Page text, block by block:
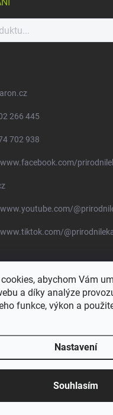
abychom Vám
a díky analýze
funkce, výkon a
Nastavení
Souhlasím
266 445
702 938
Vytvořil Shoptet
. Všechna práva
cookies